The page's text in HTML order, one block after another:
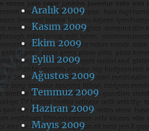
Aralık 2009
Kasım 2009
Ekim 2009
Eylül 2009
Ağustos 2009
Temmuz 2009
Haziran 2009
Mayıs 2009